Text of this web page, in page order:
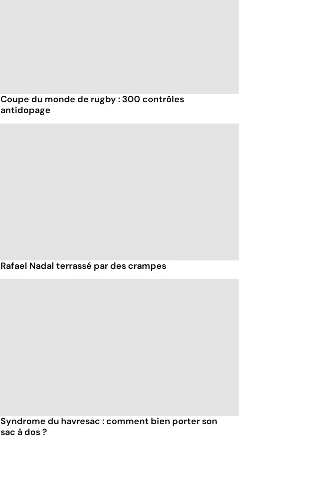
Coupe du monde de rugby : 300 contrôles
antidopage
Rafael Nadal terrassé par des crampes
Syndrome du havresac : comment bien porter son
sac à dos ?